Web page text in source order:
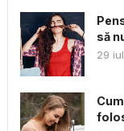
să
29